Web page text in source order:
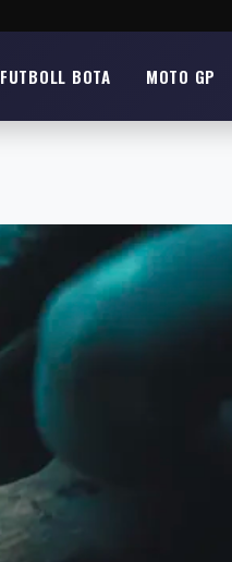
FUTBOLL BOTA MOTO GP